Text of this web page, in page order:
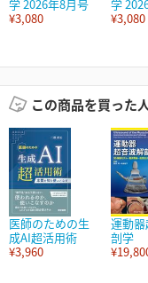
学 2026年8月号
¥3,080
学
¥3,080
この商品を買った
医師のための生
成AI超活用術
¥3,960
運動
剖学